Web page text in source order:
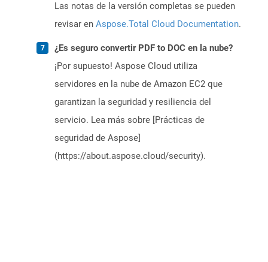
Las notas de la versión completas se pueden
revisar en Aspose.Total Cloud Documentation.
¿Es seguro convertir PDF to DOC en la nube?
¡Por supuesto! Aspose Cloud utiliza
servidores en la nube de Amazon EC2 que
garantizan la seguridad y resiliencia del
servicio. Lea más sobre [Prácticas de
seguridad de Aspose]
(https://about.aspose.cloud/security).